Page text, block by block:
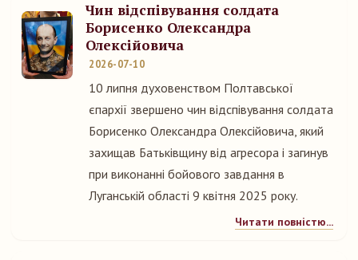
Чин відспівування солдата
Борисенко Олександра
Олексійовича
2026-07-10
10 липня духовенством Полтавської
єпархії звершено чин відспівування солдата
Борисенко Олександра Олексійовича, який
захищав Батьківщину від агресора і загинув
при виконанні бойового завдання в
Луганській області 9 квітня 2025 року.
Читати повністю...